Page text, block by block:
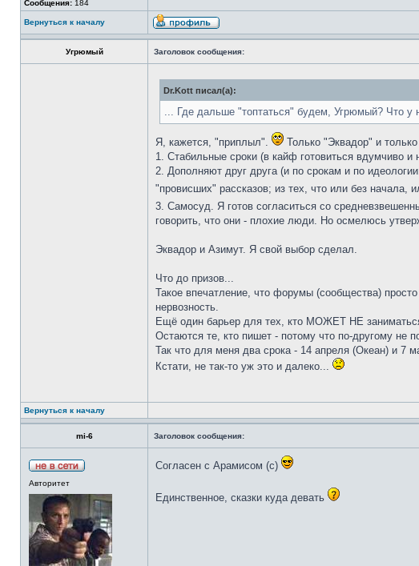
Сообщения: 184
Вернуться к началу
Угрюмый Заголовок сообщения:
Dr.Kott писал(а):
... Где дальше "топтаться" будем, Угрюмый? Что у
Я, кажется, "приплыл".
Только "Эквадор" и
1. Стабильные сроки (в кайф готовиться вдумчиво и
2. Дополняют друг друга (и по срокам и по
"провисших" рассказов; из тех, что или без начала,
3. Самосуд. Я готов согласиться со
говорить, что они - плохие люди. Но осмелюсь
Эквадор и Азимут. Я свой выбор сделал.
Что до призов...
Такое впечатление, что форумы (сообщества)
нервозность.
Ещё один барьер для тех, кто МОЖЕТ НЕ
Остаются те, кто пишет - потому что по-другому не
Так что для меня два срока - 14 апреля (Океан) и 7
Кстати, не так-то уж это и далеко...
Вернуться к началу
mi-6 Заголовок сообщения:
Авторитет
Согласен с Арамисом (с)
Единственное, сказки куда девать